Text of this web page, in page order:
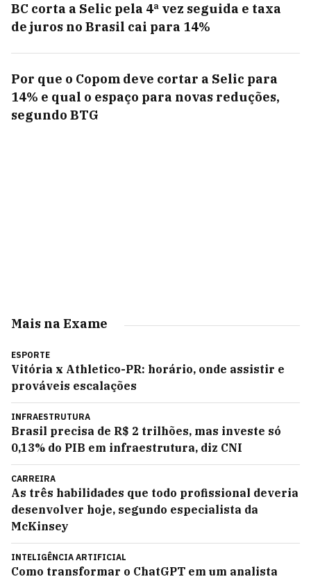
BC corta a Selic pela 4ª vez seguida e taxa
de juros no Brasil cai para 14%
Por que o Copom deve cortar a Selic para
14% e qual o espaço para novas reduções,
segundo BTG
Mais na Exame
ESPORTE
Vitória x Athletico-PR: horário, onde assistir e
prováveis escalações
INFRAESTRUTURA
Brasil precisa de R$ 2 trilhões, mas investe só
0,13% do PIB em infraestrutura, diz CNI
CARREIRA
As três habilidades que todo profissional deveria
desenvolver hoje, segundo especialista da
McKinsey
INTELIGÊNCIA ARTIFICIAL
Como transformar o ChatGPT em um analista